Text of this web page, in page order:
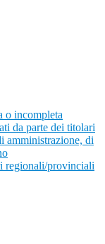
o incompleta
da parte dei titolari
amministrazione, di
regionali/provinciali